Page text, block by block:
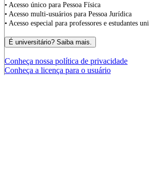
• Acesso único para Pessoa Física
• Acesso multi-usuários para Pessoa Jurídica
• Acesso especial para professores e estudantes
Conheça nossa política de privacidade
Conheça a licença para o usuário